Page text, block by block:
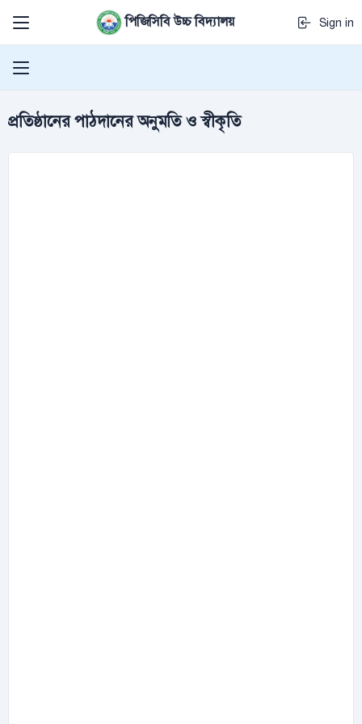
পিজিসিবি উচ্চ বিদ্যালয় Sign in
প্রতিষ্ঠানের পাঠদানের অনুমতি ও স্বীকৃতি